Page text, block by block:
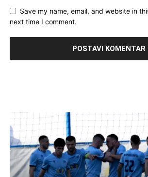
Save my name, email, and website in
next time I comment.